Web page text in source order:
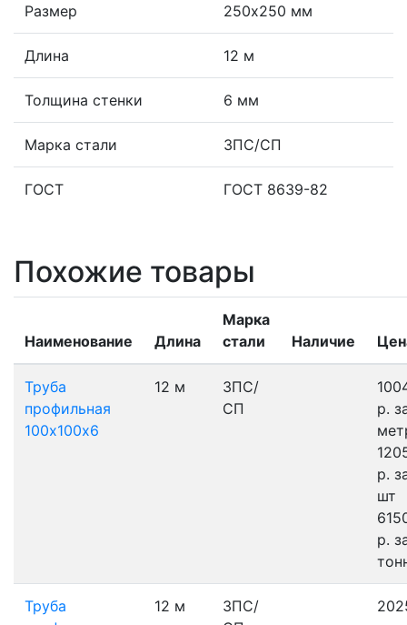
Размер
250х250 мм
Длина 12 м
Толщина стенки 6 мм
Марка стали 3ПС/СП
ГОСТ ГОСТ 8639-82
Похожие товары
Наименование Длина
Марка
стали
Наличие
Труба
профильная
100х100х6
12 м
3ПС/
СП
р.
р.
шт
р.
Труба
12 м
3ПС/